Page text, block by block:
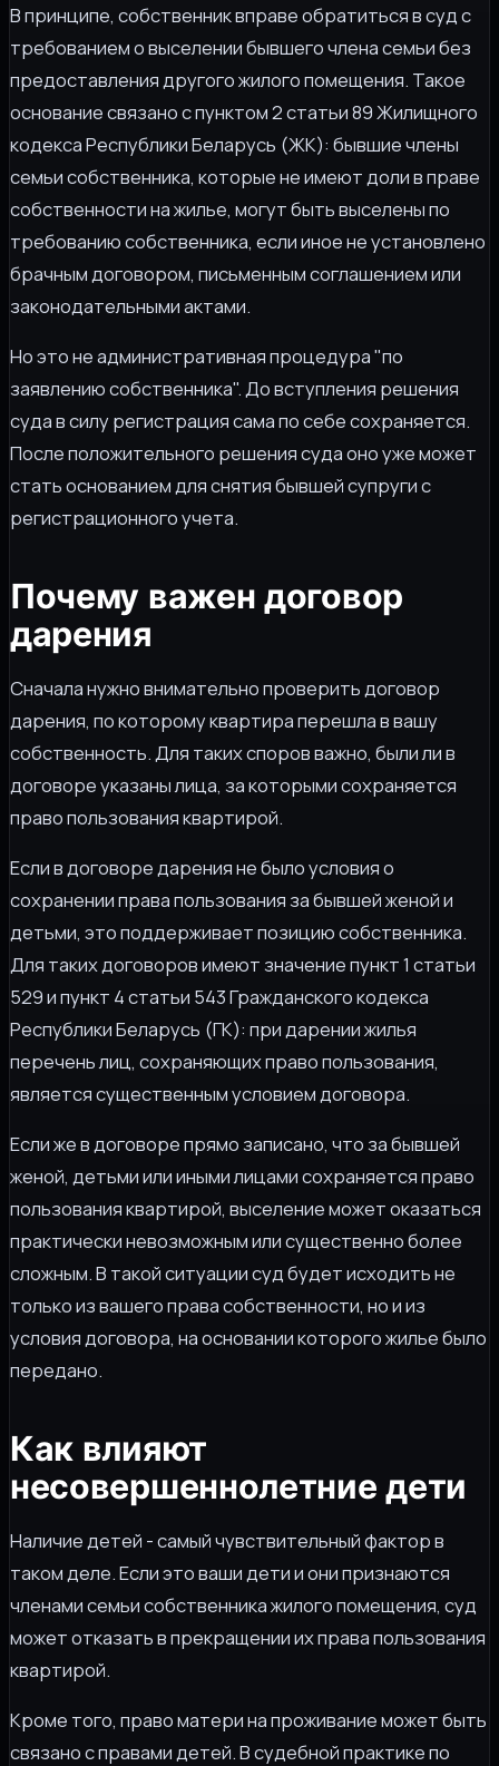
В принципе, собственник вправе обратиться в суд с
требованием о выселении бывшего члена семьи без
предоставления другого жилого помещения. Такое
основание связано с пунктом 2 статьи 89 Жилищного
кодекса Республики Беларусь (ЖК): бывшие члены
семьи собственника, которые не имеют доли в праве
собственности на жилье, могут быть выселены по
требованию собственника, если иное не установлено
брачным договором, письменным соглашением или
законодательными актами.
Но это не административная процедура "по
заявлению собственника". До вступления решения
суда в силу регистрация сама по себе сохраняется.
После положительного решения суда оно уже может
стать основанием для снятия бывшей супруги с
регистрационного учета.
Почему важен договор
дарения
Сначала нужно внимательно проверить договор
дарения, по которому квартира перешла в вашу
собственность. Для таких споров важно, были ли в
договоре указаны лица, за которыми сохраняется
право пользования квартирой.
Если в договоре дарения не было условия о
сохранении права пользования за бывшей женой и
детьми, это поддерживает позицию собственника.
Для таких договоров имеют значение пункт 1 статьи
529 и пункт 4 статьи 543 Гражданского кодекса
Республики Беларусь (ГК): при дарении жилья
перечень лиц, сохраняющих право пользования,
является существенным условием договора.
Если же в договоре прямо записано, что за бывшей
женой, детьми или иными лицами сохраняется право
пользования квартирой, выселение может оказаться
практически невозможным или существенно более
сложным. В такой ситуации суд будет исходить не
только из вашего права собственности, но и из
условия договора, на основании которого жилье было
передано.
Как влияют
несовершеннолетние дети
Наличие детей - самый чувствительный фактор в
таком деле. Если это ваши дети и они признаются
членами семьи собственника жилого помещения, суд
может отказать в прекращении их права пользования
квартирой.
Кроме того, право матери на проживание может быть
связано с правами детей. В судебной практике по